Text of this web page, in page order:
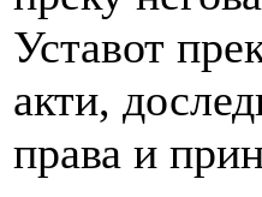
Уставот
акти,
права и